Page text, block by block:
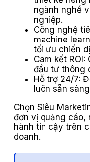
ngành nghề
nghiệp.
Công nghệ
machine
tối ưu chiến
Cam kết ROI:
đầu tư thông
Hỗ trợ 24/7:
luôn sẵn
Chọn Siêu
đơn vị quảng cáo,
hành tin cậy trên
doanh.